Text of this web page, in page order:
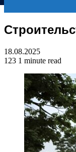
for
18.08.2025
123 1 minute read